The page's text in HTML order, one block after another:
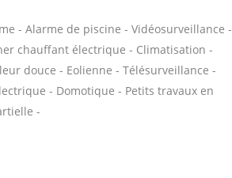
- Alarme de piscine - Vidéosurveillance -
chauffant électrique - Climatisation -
douce - Eolienne - Télésurveillance -
- Domotique - Petits travaux en
-